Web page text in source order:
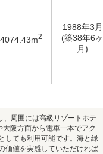
4074.43m2
1988年3月
(築38年6ヶ
月)
周囲には高級リゾートホテ
阪方面から電車一本でアク
しても利用可能です。海と緑
価値を実感していただければ